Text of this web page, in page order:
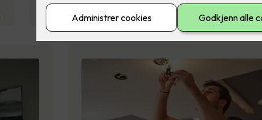
Utendørs belysning LED-lys